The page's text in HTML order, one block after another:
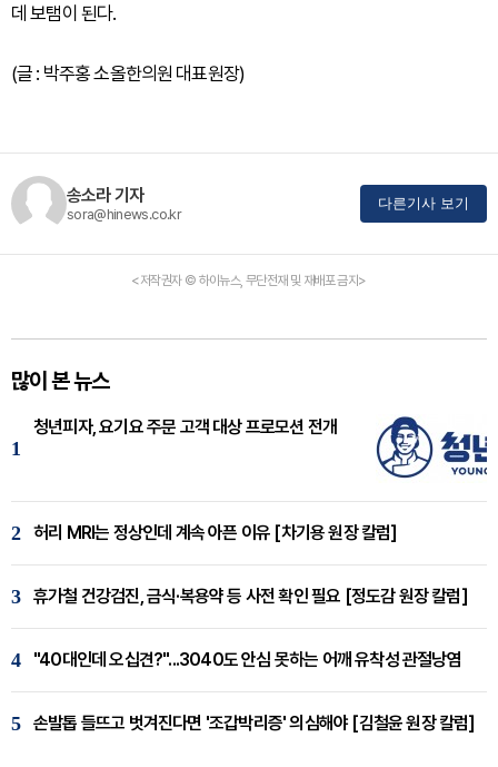
데 보탬이 된다.
(글 : 박주홍 소올한의원 대표원장)
송소라 기자
sora@hinews.co.kr
다른기사 보기
<저작권자 © 하이뉴스, 무단전재 및 재배포 금지>
많이 본 뉴스
1
청년피자, 요기요 주문 고객 대상 프로모션 전개
2 허리 MRI는 정상인데 계속 아픈 이유 [차기용 원장 칼럼]
3 휴가철 건강검진, 금식·복용약 등 사전 확인 필요 [정도감 원장 칼럼]
4 "40대인데 오십견?"...3040도 안심 못하는 어깨 유착성 관절낭염
5 손발톱 들뜨고 벗겨진다면 '조갑박리증' 의심해야 [김철윤 원장 칼럼]